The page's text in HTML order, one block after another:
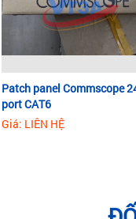
Patch panel Commscope
port CAT6
Giá: LIÊN HỆ